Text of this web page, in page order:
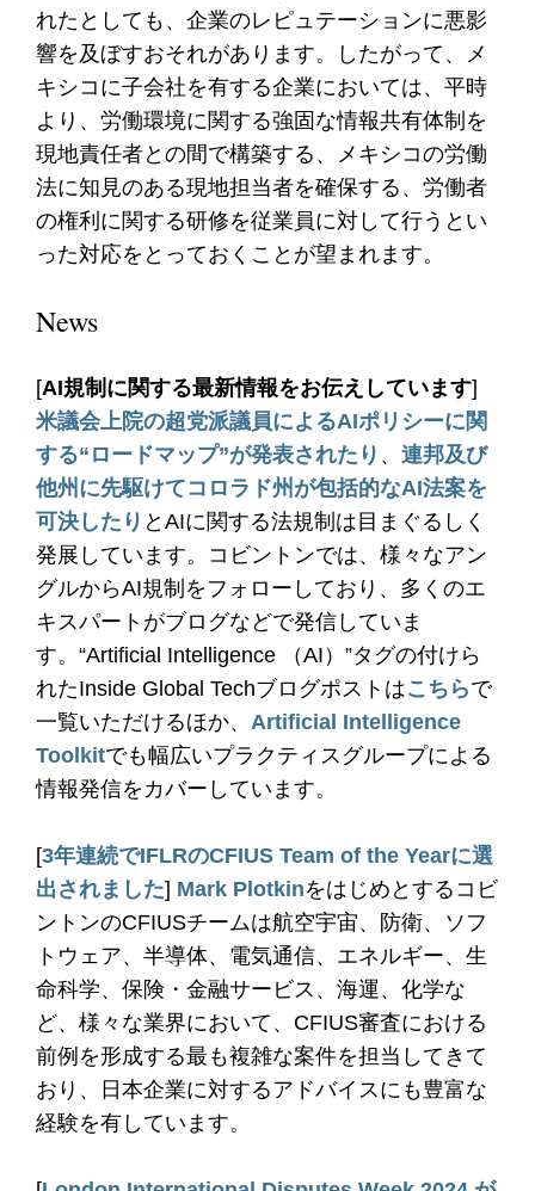
れたとしても、企業のレピュテーションに悪影
響を及ぼすおそれがあります。したがって、メ
キシコに子会社を有する企業においては、平時
より、労働環境に関する強固な情報共有体制を
現地責任者との間で構築する、メキシコの労働
法に知見のある現地担当者を確保する、労働者
の権利に関する研修を従業員に対して行うとい
った対応をとっておくことが望まれます。
News
[AI規制に関する最新情報をお伝えしています]
米議会上院の超党派議員によるAIポリシーに関
する“ロードマップ”が発表されたり 、 連邦及び
他州に先駆けてコロラド州が包括的なAI法案を
可決したり とAIに関する法規制は目まぐるしく
発展しています。コビントンでは、様々なアン
グルからAI規制をフォローしており、多くのエ
キスパートがブログなどで発信していま
す。“Artificial Intelligence （AI）”タグの付けら
れたInside Global Techブログポストはこちらで
一覧いただけるほか、 Artificial Intelligence
Toolkitでも幅広いプラクティスグループによる
情報発信をカバーしています。
[3年連続でIFLRのCFIUS Team of the Yearに選
出されました] Mark Plotkinをはじめとするコビ
ントンのCFIUSチームは航空宇宙、防衛、ソフ
トウェア、半導体、電気通信、エネルギー、生
命科学、保険・金融サービス、海運、化学な
ど、様々な業界において、CFIUS審査における
前例を形成する最も複雑な案件を担当してきて
おり、日本企業に対するアドバイスにも豊富な
経験を有しています。